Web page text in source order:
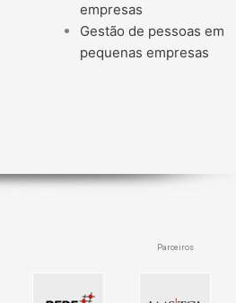
empresas
Gestão de pessoas em
pequenas empresas
Parceiros